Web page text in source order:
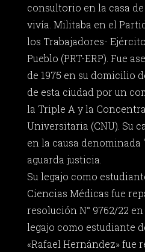
consultorio en la casa
vivía. Militaba en el
los Trabajadores-
Pueblo (PRT-ERP). Fue
de 1975 en su domicilio
de esta ciudad por un
la Triple A y la
Universitaria (CNU). Su
en la causa denominada
aguarda justicia.
Su legajo como
Ciencias Médicas fue
resolución N° 9762/22 en
legajo como estudiante
«Rafael Hernández» fue